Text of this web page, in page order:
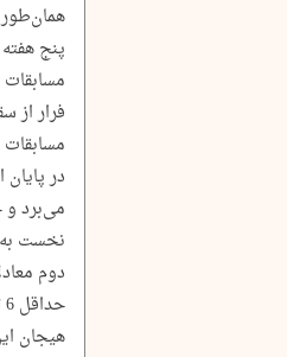
پنج
فرار از
در
می‌برد
نخست
دوم
هیجان